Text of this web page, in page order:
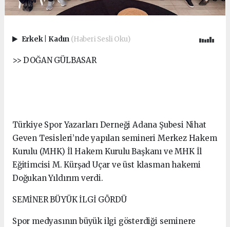
Erkek Kadın (Haberi Sesli Oku)
>> DOĞAN GÜLBASAR
Türkiye Spor Yazarları Derneği Adana Şubesi Nihat
Geven Tesisleri’nde yapılan semineri Merkez Hakem
Kurulu (MHK) İl Hakem Kurulu Başkanı ve MHK İl
Eğitimcisi M. Kürşad Uçar ve üst klasman hakemi
Doğukan Yıldırım verdi.
SEMİNER BÜYÜK İLGİ GÖRDÜ
Spor medyasının büyük ilgi gösterdiği seminere